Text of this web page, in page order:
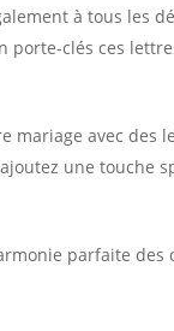
à tous les
porte-clés ces
mariage avec des
une touche
parfaite des